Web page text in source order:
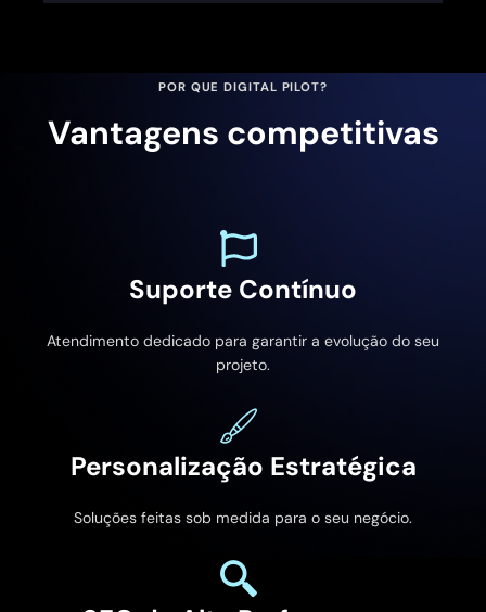
POR QUE DIGITAL PILOT?
Vantagens competitivas
Suporte Contínuo
Atendimento dedicado para garantir a evolução do seu
projeto.
Personalização Estratégica
Soluções feitas sob medida para o seu negócio.